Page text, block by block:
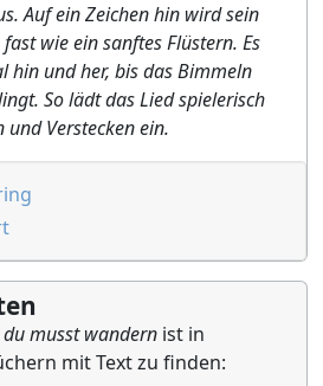
Auf ein Zeichen hin wird sein
wie ein sanftes Flüstern. Es
hin und her, bis das Bimmeln
So lädt das Lied spielerisch
Verstecken ein.
du musst wandern ist in
mit Text zu finden: